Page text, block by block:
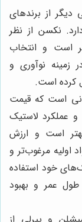
دیگر از برندهای
نکسن از نظر
است و انتخاب
نوآوری و
کرده است.
است که قیمت
و عملکرد لاستیک
است و ارزش
اولیه مرغوب‌تر و
خود استفاده
عمر و بهبود